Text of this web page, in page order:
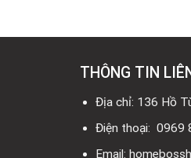
THÔNG TIN
Địa chỉ: 136 Hồ
Điện thoại: 0969
Email: